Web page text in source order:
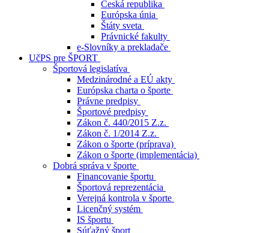
Česká republika
Európska únia
Štáty sveta
Právnické fakulty
e-Slovníky a prekladače
UčPS pre ŠPORT
Športová legislatíva
Medzinárodné a EÚ akty
Európska charta o športe
Právne predpisy
Športové predpisy
Zákon č. 440/2015 Z.z.
Zákon č. 1/2014 Z.z.
Zákon o športe (príprava)
Zákon o športe (implementácia)
Dobrá správa v športe
Financovanie športu
Športová reprezentácia
Verejná kontrola v športe
Licenčný systém
IS športu
Súťažný šport